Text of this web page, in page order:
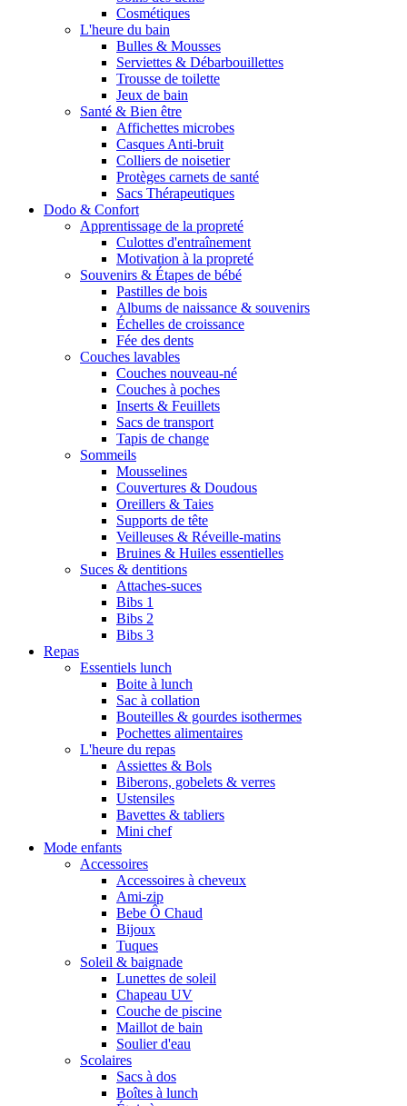
Cosmétiques
L'heure du bain
Bulles & Mousses
Serviettes & Débarbouillettes
Trousse de toilette
Jeux de bain
Santé & Bien être
Affichettes microbes
Casques Anti-bruit
Colliers de noisetier
Protèges carnets de santé
Sacs Thérapeutiques
Dodo & Confort
Apprentissage de la propreté
Culottes d'entraînement
Motivation à la propreté
Souvenirs & Étapes de bébé
Pastilles de bois
Albums de naissance & souvenirs
Échelles de croissance
Fée des dents
Couches lavables
Couches nouveau-né
Couches à poches
Inserts & Feuillets
Sacs de transport
Tapis de change
Sommeils
Mousselines
Couvertures & Doudous
Oreillers & Taies
Supports de tête
Veilleuses & Réveille-matins
Bruines & Huiles essentielles
Suces & dentitions
Attaches-suces
Bibs 1
Bibs 2
Bibs 3
Repas
Essentiels lunch
Boite à lunch
Sac à collation
Bouteilles & gourdes isothermes
Pochettes alimentaires
L'heure du repas
Assiettes & Bols
Biberons, gobelets & verres
Ustensiles
Bavettes & tabliers
Mini chef
Mode enfants
Accessoires
Accessoires à cheveux
Ami-zip
Bebe Ô Chaud
Bijoux
Tuques
Soleil & baignade
Lunettes de soleil
Chapeau UV
Couche de piscine
Maillot de bain
Soulier d'eau
Scolaires
Sacs à dos
Boîtes à lunch